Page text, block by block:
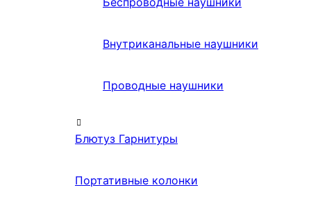
Внутриканальные наушники
Проводные наушники
Блютуз Гарнитуры
Портативные колонки